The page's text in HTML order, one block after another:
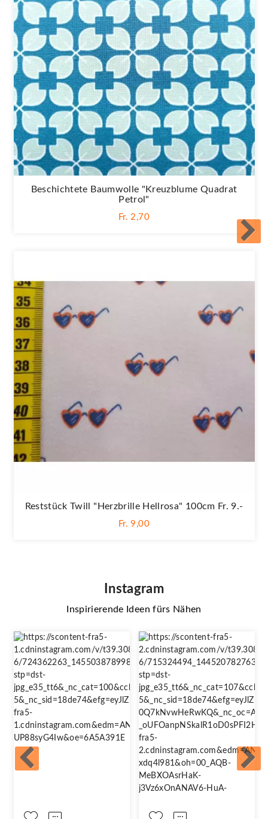
Beschichtete Baumwolle "Kreuzblume Quadrat
Petrol"
Fr. 2,70
Reststück Twill "Herzbrille Hellrosa" 100cm Fr. 9.-
Fr. 9,00
Instagram
Inspirierende Ideen fürs Nähen